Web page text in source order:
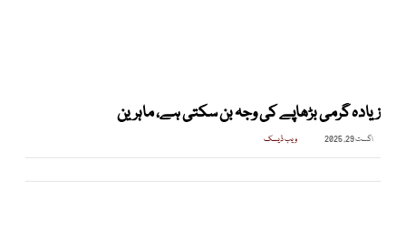
زیادہ گرمی بڑھاپے کی وجہ بن سکتی ہے، ماہرین
اگست 29, 2025 ویب ڈیسک